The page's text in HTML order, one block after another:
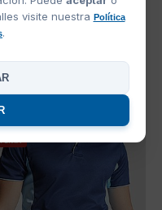
visite nuestra Política
.